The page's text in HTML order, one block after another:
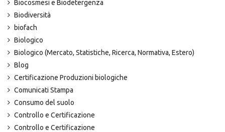
Biocosmesi e Biodetergenza
Biodiversità
biofach
Biologico
Biologico (Mercato, Statistiche, Ricerca, Normativa, Estero)
Blog
Certificazione Produzioni biologiche
Comunicati Stampa
Consumo del suolo
Controllo e Certificazione
Controllo e Certificazione